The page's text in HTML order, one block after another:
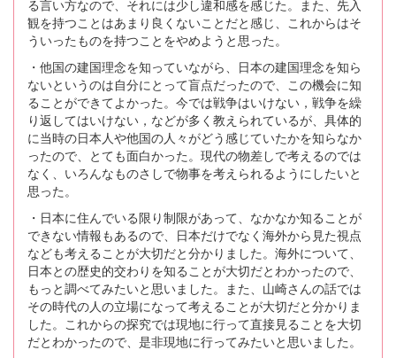
る言い方なので、それには少し違和感を感じた。また、先入
観を持つことはあまり良くないことだと感じ、これからはそ
ういったものを持つことをやめようと思った。
・他国の建国理念を知っていながら、日本の建国理念を知ら
ないというのは自分にとって盲点だったので、この機会に知
ることができてよかった。今では戦争はいけない，戦争を繰
り返してはいけない，などが多く教えられているが、具体的
に当時の日本人や他国の人々がどう感じていたかを知らなか
ったので、とても面白かった。現代の物差しで考えるのでは
なく、いろんなものさしで物事を考えられるようにしたいと
思った。
・日本に住んでいる限り制限があって、なかなか知ることが
できない情報もあるので、日本だけでなく海外から見た視点
なども考えることが大切だと分かりました。海外について、
日本との歴史的交わりを知ることが大切だとわかったので、
もっと調べてみたいと思いました。また、山崎さんの話では
その時代の人の立場になって考えることが大切だと分かりま
した。これからの探究では現地に行って直接見ることを大切
だとわかったので、是非現地に行ってみたいと思いました。